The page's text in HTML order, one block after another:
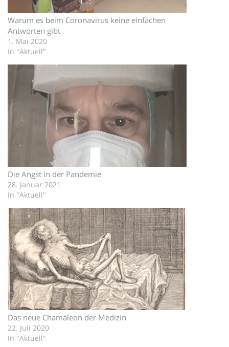
Warum es beim Coronavirus keine einfachen
Antworten gibt
1. Mai 2020
In "Aktuell"
Die Angst in der Pandemie
28. Januar 2021
In "Aktuell"
Das neue Chamäleon der Medizin
22. Juli 2020
In "Aktuell"